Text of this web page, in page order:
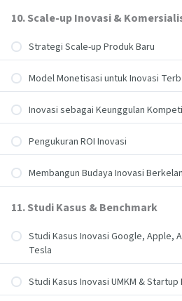
10. Scale-up Inovasi &
Strategi Scale-up Produk Baru
Model Monetisasi untuk Inovasi
Inovasi sebagai Keunggulan
Pengukuran ROI Inovasi
Membangun Budaya Inovasi
11. Studi Kasus & Benchmark
Studi Kasus Inovasi Google, Apple,
Tesla
Studi Kasus Inovasi UMKM & Startup